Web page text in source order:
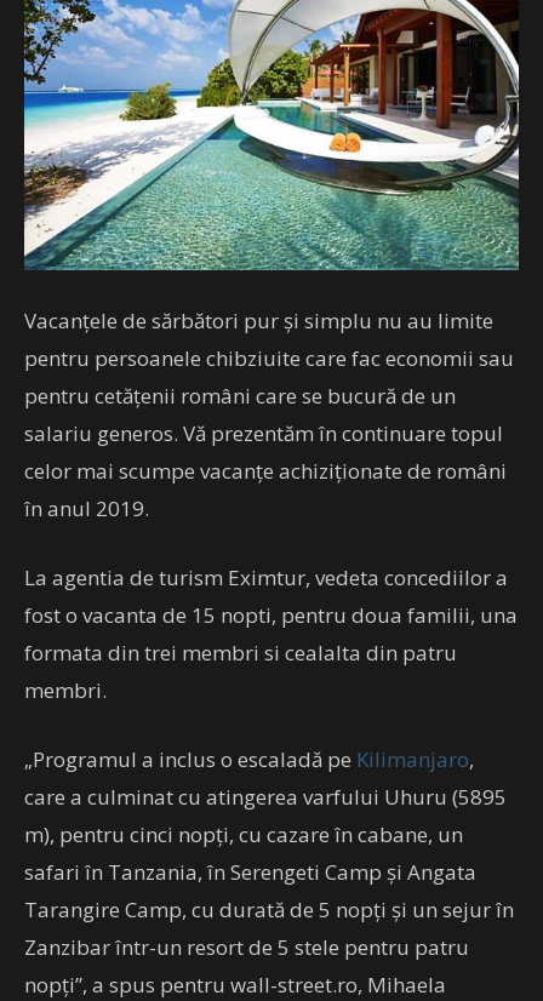
Vacanţele de sărbători pur şi simplu nu au limite
pentru persoanele chibziuite care fac economii sau
pentru cetăţenii români care se bucură de un
salariu generos. Vă prezentăm în continuare topul
celor mai scumpe vacanţe achiziţionate de români
în anul 2019.
La agentia de turism Eximtur, vedeta concediilor a
fost o vacanta de 15 nopti, pentru doua familii, una
formata din trei membri si cealalta din patru
membri.
„Programul a inclus o escaladă pe Kilimanjaro,
care a culminat cu atingerea varfului Uhuru (5895
m), pentru cinci nopţi, cu cazare în cabane, un
safari în Tanzania, în Serengeti Camp şi Angata
Tarangire Camp, cu durată de 5 nopţi şi un sejur în
Zanzibar într-un resort de 5 stele pentru patru
nopţi”, a spus pentru wall-street.ro, Mihaela